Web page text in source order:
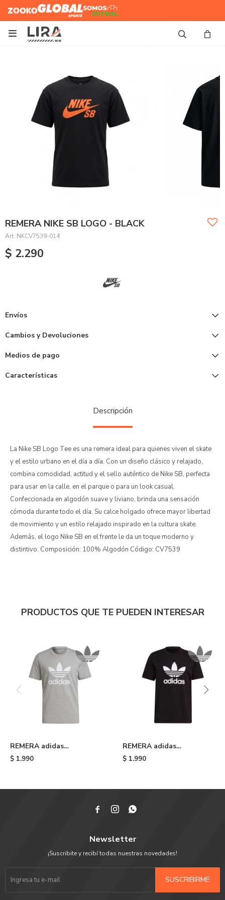
Zooko Global Sports
Somos
Futbol

REMERA NIKE SB LOGO - BLACK
NKCV7539-014
$ 2.290
Envíos
Cambios y Devoluciones
Medios de pago
Características
Descripción
La Nike SB Logo Tee es una remera ideal para quienes viven el skate
y el estilo urbano en el día a día. Con un diseño clásico y relajado,
combina comodidad, actitud y el sello auténtico de Nike SB, perfecta
para usar en la calle, en el parque o para un look casual.
Confeccionada en algodón suave y liviano, brinda una sensación
cómoda durante todo el día. Su calce holgado ofrece mayor libertad
de movimiento y un estilo relajado inspirado en la cultura skate.
Además, el logo Nike SB en el frente le da un toque moderno y
distintivo. Composición: 100% Algodón Código: CV7539
PRODUCTOS QUE TE PUEDEN INTERESAR
REMERA adidas
ADICOLOR CLASSICS
$ 1.990
REMERA adidas
ADICOLOR CLASSICS
$ 1.990
  
Newsletter
¡Suscribite y recibí todas nuestras novedades!
SUSCRIBIRME